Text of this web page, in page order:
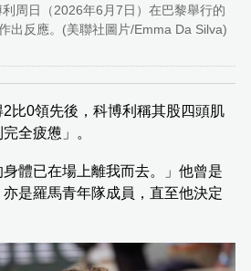
周日（2026年6月7日）在巴黎舉行的
出反應。(美聯社圖片/Emma Da Silva)
比0領先後，科博利稱其股四頭肌
全疲憊」。
體已在場上離我而去。」他曾是
是羅馬青年隊成員，直至他決定